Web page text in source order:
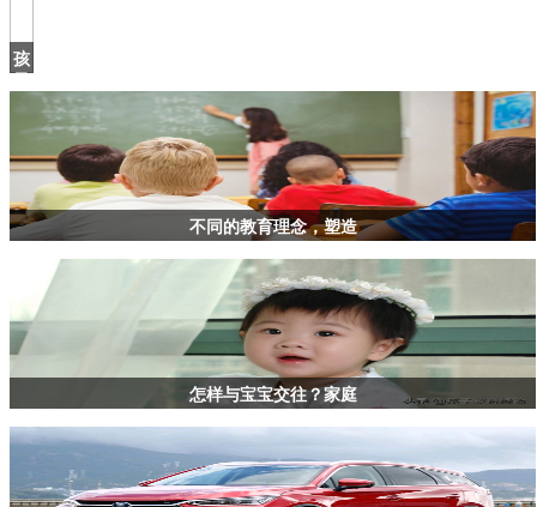
孩
钱，
长
样
做
不同的教育理念，塑造
怎样与宝宝交往？家庭